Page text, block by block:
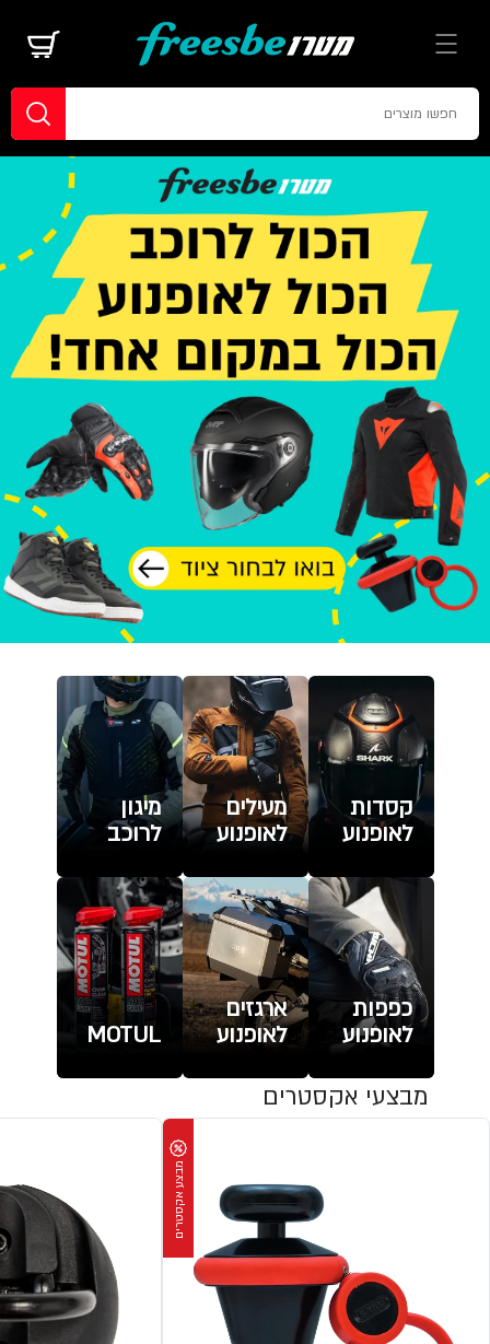
קסדות
לאופנוע
מעילים
לאופנוע
מיגון
לרוכב
כפפות
לאופנוע
ארגזים
לאופנוע
MOTUL
מבצעי אקסטרים
מבצע אקסטרים